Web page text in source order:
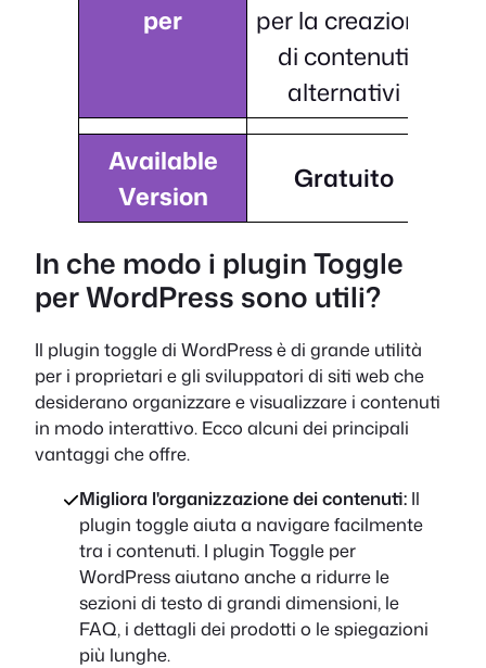
per
per la creazione
di contenuti
alternativi
Available
Version
Gratuito
In che modo i plugin Toggle
per WordPress sono utili?
Il plugin toggle di WordPress è di grande utilità
per i proprietari e gli sviluppatori di siti web che
desiderano organizzare e visualizzare i contenuti
in modo interattivo. Ecco alcuni dei principali
vantaggi che offre.
Migliora l'organizzazione dei contenuti:Il
plugin toggle aiuta a navigare facilmente
tra i contenuti. I plugin Toggle per
WordPress aiutano anche a ridurre le
sezioni di testo di grandi dimensioni, le
FAQ, i dettagli dei prodotti o le spiegazioni
più lunghe.